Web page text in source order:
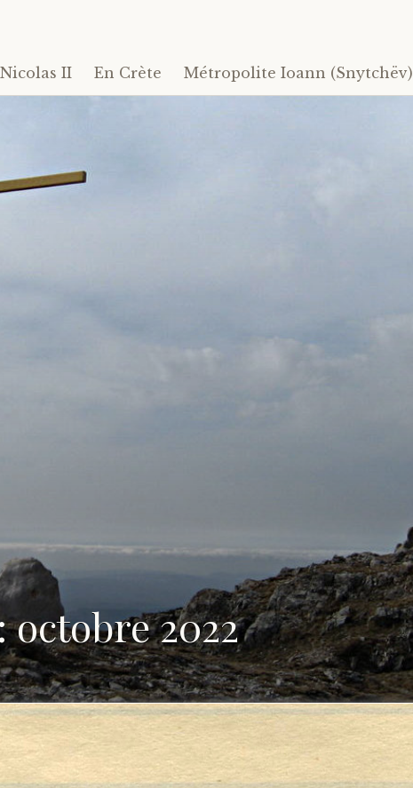
II En Crète Métropolite Ioann (Snytchëv)
octobre 2022